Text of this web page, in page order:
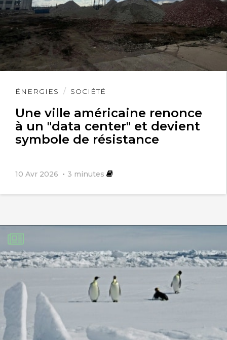
ÉNERGIES SOCIÉTÉ
Une ville américaine renonce
à un "data center" et devient
symbole de résistance
10 Avr 2026 3 minutes
Lire